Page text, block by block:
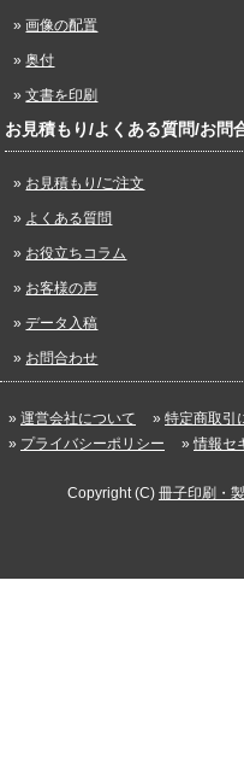
画像の配置
奥付
文書を印刷
お見積もり/よくある質問/お問
お見積もり/ご注文
よくある質問
お役立ちコラム
お客様の声
データ入稿
お問合わせ
運営会社について 特定商取引
プライバシーポリシー
情報セ
Copyright (C) 冊子印刷・